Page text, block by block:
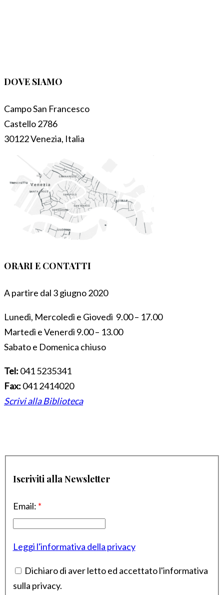
DOVE SIAMO
Campo San Francesco
Castello 2786
30122 Venezia, Italia
ORARI E CONTATTI
A partire dal 3 giugno 2020
Lunedì, Mercoledì e Giovedì 9.00 – 17.00
Martedì e Venerdì 9.00 – 13.00
Sabato e Domenica chiuso
Tel: 041 5235341
Fax: 041 2414020
Scrivi alla Biblioteca
Iscriviti alla Newsletter
Email: *
Leggi l'informativa della privacy
Dichiaro di aver letto ed accettato l'informativa
sulla privacy.